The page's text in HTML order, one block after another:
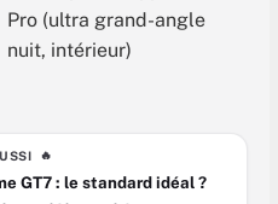
🔥
GT7 : le standard idéal ?